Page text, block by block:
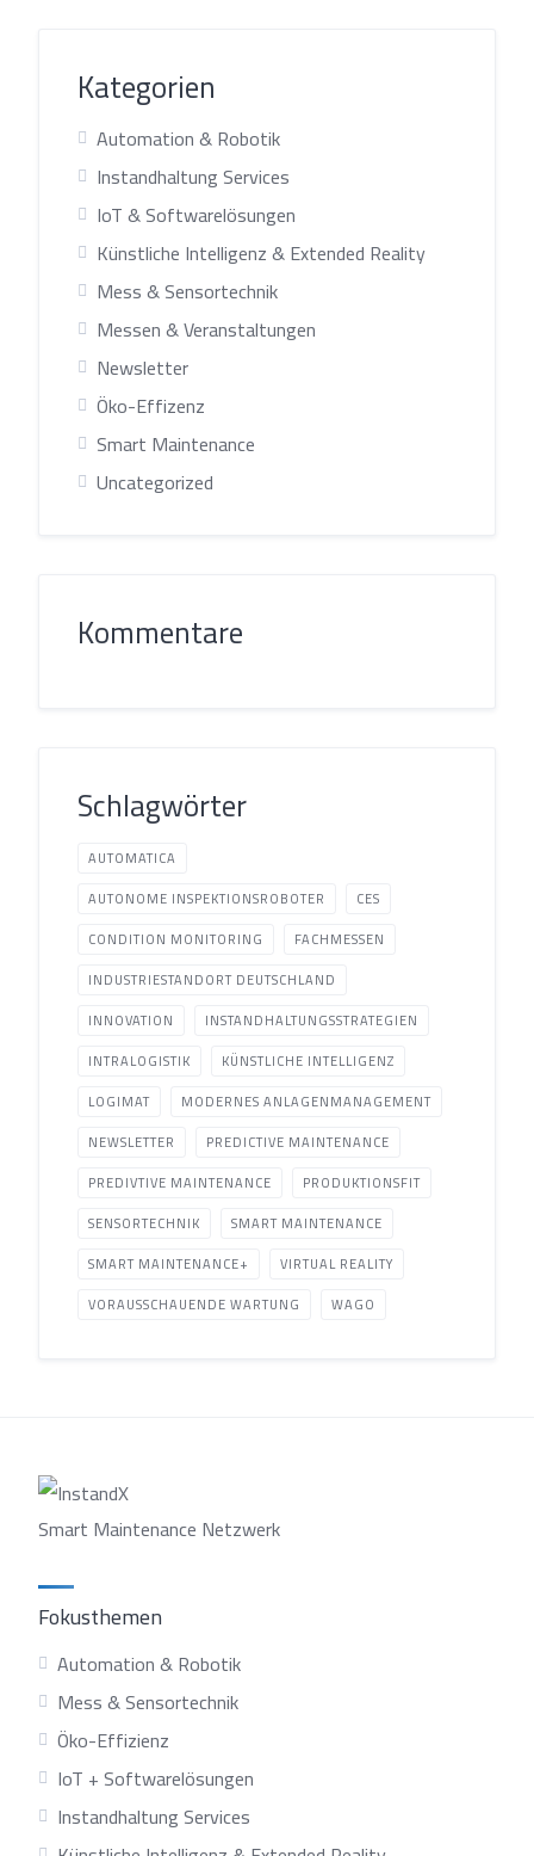
Kategorien
Automation & Robotik
Instandhaltung Services
IoT & Softwarelösungen
Künstliche Intelligenz & Extended Reality
Mess & Sensortechnik
Messen & Veranstaltungen
Newsletter
Öko-Effizenz
Smart Maintenance
Uncategorized
Kommentare
Schlagwörter
AUTOMATICA
AUTONOME INSPEKTIONSROBOTER
CES
CONDITION MONITORING
FACHMESSEN
INDUSTRIESTANDORT DEUTSCHLAND
INNOVATION
INSTANDHALTUNGSSTRATEGIEN
INTRALOGISTIK
KÜNSTLICHE INTELLIGENZ
LOGIMAT
MODERNES ANLAGENMANAGEMENT
NEWSLETTER
PREDICTIVE MAINTENANCE
PREDIVTIVE MAINTENANCE
PRODUKTIONSFIT
SENSORTECHNIK
SMART MAINTENANCE
SMART MAINTENANCE+
VIRTUAL REALITY
VORAUSSCHAUENDE WARTUNG
WAGO
Smart Maintenance Netzwerk
Fokusthemen
Automation & Robotik
Mess & Sensortechnik
Öko-Effizienz
IoT + Softwarelösungen
Instandhaltung Services